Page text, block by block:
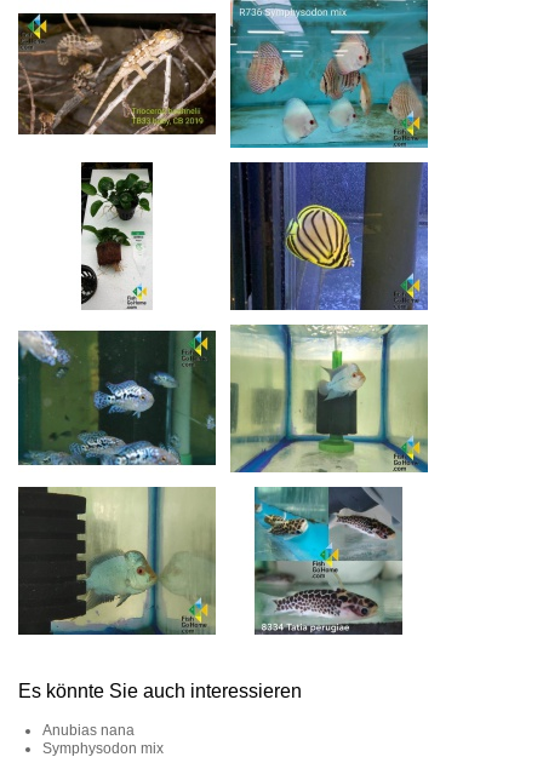
Es könnte Sie auch interessieren
Anubias nana
Symphysodon mix